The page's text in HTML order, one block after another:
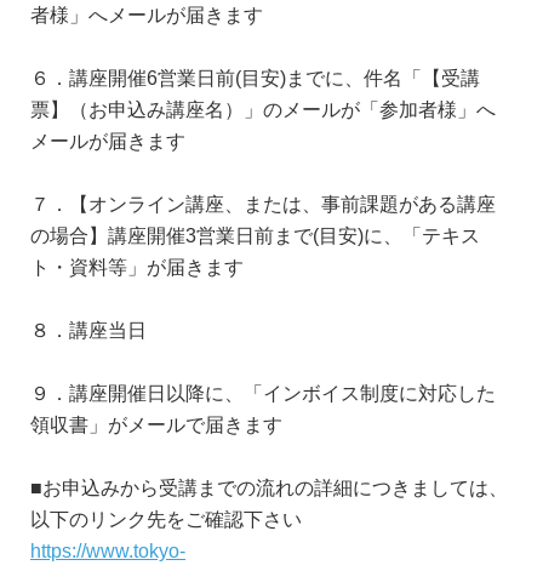
者様」へメールが届きます
６．講座開催6営業日前(目安)までに、件名「【受講
票】（お申込み講座名）」のメールが「参加者様」へ
メールが届きます
７．【オンライン講座、または、事前課題がある講座
の場合】講座開催3営業日前まで(目安)に、「テキス
ト・資料等」が届きます
８．講座当日
９．講座開催日以降に、「インボイス制度に対応した
領収書」がメールで届きます
■お申込みから受講までの流れの詳細につきましては、
以下のリンク先をご確認下さい
https://www.tokyo-